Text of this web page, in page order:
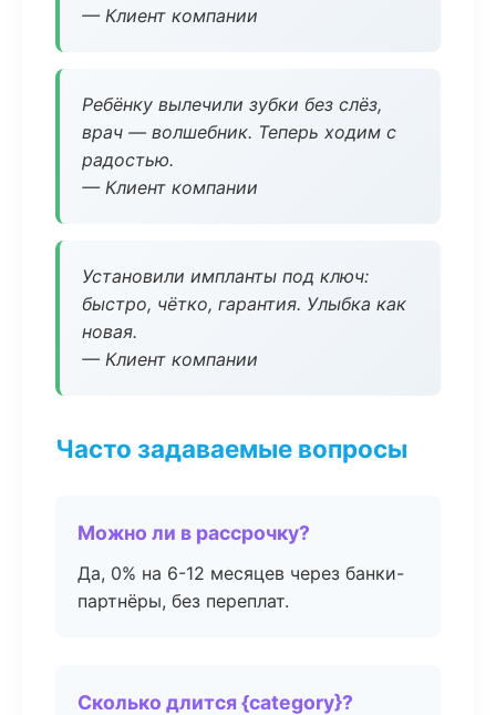
— Клиент компании
Ребёнку вылечили зубки без слёз,
врач — волшебник. Теперь ходим с
радостью.
— Клиент компании
Установили импланты под ключ:
быстро, чётко, гарантия. Улыбка как
новая.
— Клиент компании
Часто задаваемые вопросы
Можно ли в рассрочку?
Да, 0% на 6-12 месяцев через банки-
партнёры, без переплат.
Сколько длится {category}?